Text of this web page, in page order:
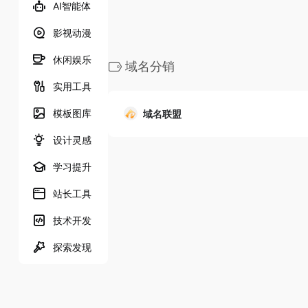
AI智能体
影视动漫
休闲娱乐
实用工具
模板图库
设计灵感
学习提升
站长工具
技术开发
探索发现
域名分销
域名联盟